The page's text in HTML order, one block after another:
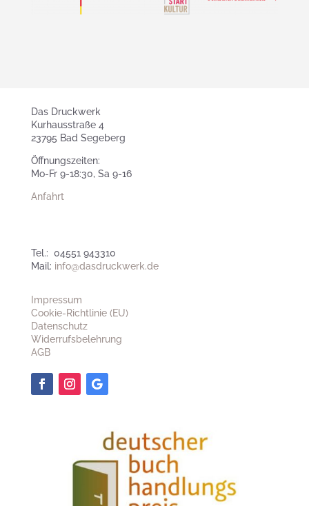
Das Druckwerk
Kurhausstraße 4
23795 Bad Segeberg
Öffnungszeiten:
Mo-Fr 9-18:30, Sa 9-16
Anfahrt
Tel.: 04551 943310
Mail: info@dasdruckwerk.de
Impressum
Cookie-Richtlinie (EU)
Datenschutz
Widerrufsbelehrung
AGB